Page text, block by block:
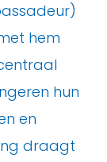
hem
hun
en
draagt